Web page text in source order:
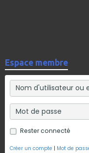
Espace membre
Rester connecté
Créer un compte | Mot de